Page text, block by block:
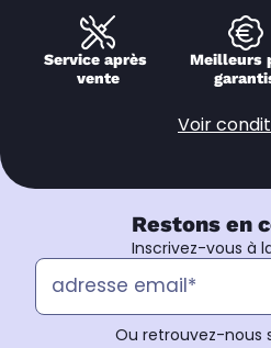
Service après
vente
Meilleurs
Voir
Restons en
Inscrivez-vous à
Ou retrouvez-nous